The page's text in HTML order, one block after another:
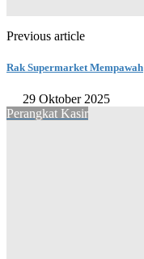
Previous article
Rak Supermarket Mempawah
29 Oktober 2025
Perangkat Kasir